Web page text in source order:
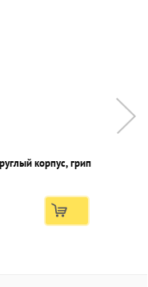
корпус, грип